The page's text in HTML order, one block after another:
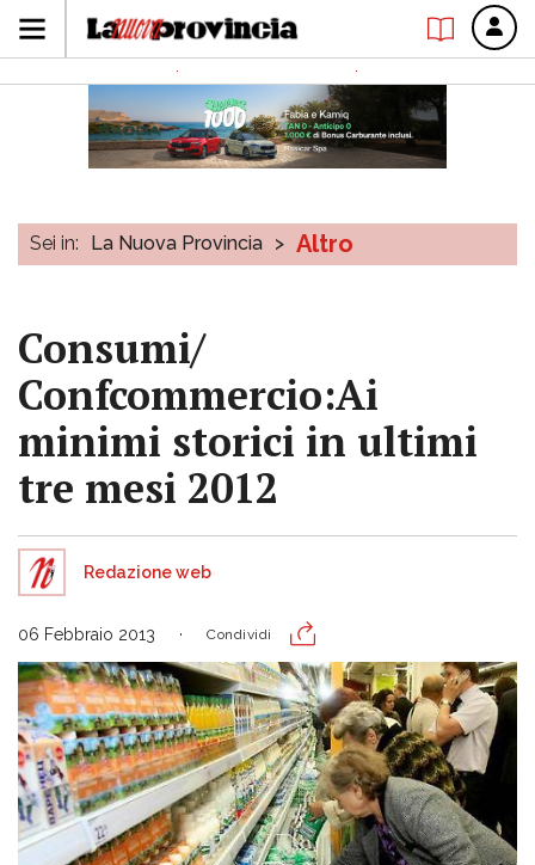
Sei in: La Nuova Provincia > Altro
Consumi/
Confcommercio:Ai
minimi storici in ultimi
tre mesi 2012
Redazione web
06 Febbraio 2013 Condividi